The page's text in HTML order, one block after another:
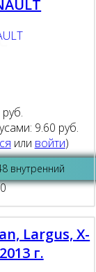
9.60 руб.
или войти)
внутренний
Largus, X-
г.